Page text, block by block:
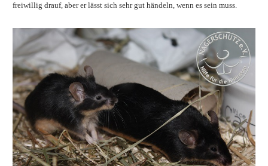
freiwillig drauf, aber er lässt sich sehr gut händeln, wenn es sein muss.